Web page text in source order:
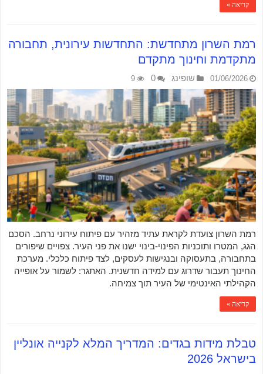
קריאה »
רמת השרון מתחדשת: התחדשות עירונית, תחבורה
מתקדמת וחינוך מתקדם
01/06/2026 שופינג 0
9
רמת השרון צועדת לקראת עתיד מזהיר עם פיתוח עירוני נרחב. הסכם
הגג, המטרו ותוכניות הפינוי-בינוי ישנו את פני העיר. צפויים שיפורים
בתחבורה, בתעסוקה ובנגישות לעסקים, לצד פיתוח כלכלי. מערכת
החינוך תעבור שדרוג עם למידה חדשנית. האתגר: לשמור על אופייה
הקהילתי האינטימי של העיר תוך צמיחה.
קריאה »
טבלת מידות בגדים: המדריך המלא לקנייה אונליין
בישראל 2026